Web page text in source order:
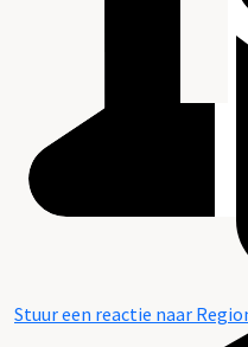
Stuur een reactie naar